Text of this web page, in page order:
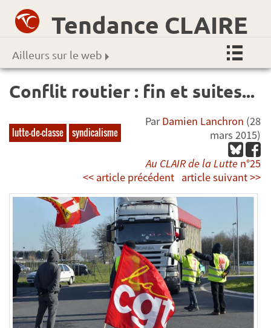
Tendance CLAIRE
Ailleurs sur le web
Conflit routier : fin et suites...
lutte-de-classe syndicalisme
ParDamien Lanchron (28
mars 2015)
Au CLAIR de la Lutte n°25
<< article précédent article suivant >>